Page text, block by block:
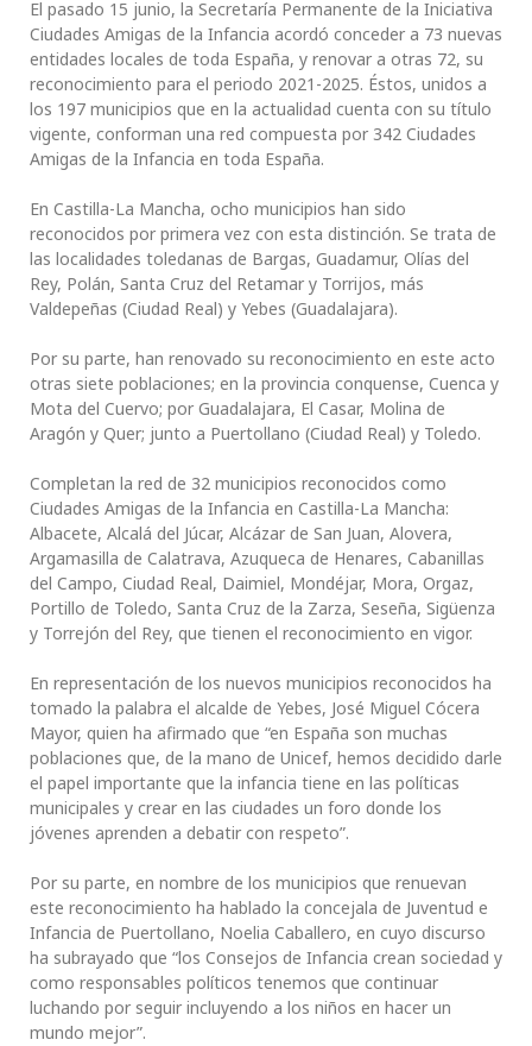
El pasado 15 junio, la Secretaría Permanente de la Iniciativa
Ciudades Amigas de la Infancia acordó conceder a 73 nuevas
entidades locales de toda España, y renovar a otras 72, su
reconocimiento para el periodo 2021-2025. Éstos, unidos a
los 197 municipios que en la actualidad cuenta con su título
vigente, conforman una red compuesta por 342 Ciudades
Amigas de la Infancia en toda España.
En Castilla-La Mancha, ocho municipios han sido
reconocidos por primera vez con esta distinción. Se trata de
las localidades toledanas de Bargas, Guadamur, Olías del
Rey, Polán, Santa Cruz del Retamar y Torrijos, más
Valdepeñas (Ciudad Real) y Yebes (Guadalajara).
Por su parte, han renovado su reconocimiento en este acto
otras siete poblaciones; en la provincia conquense, Cuenca y
Mota del Cuervo; por Guadalajara, El Casar, Molina de
Aragón y Quer; junto a Puertollano (Ciudad Real) y Toledo.
Completan la red de 32 municipios reconocidos como
Ciudades Amigas de la Infancia en Castilla-La Mancha:
Albacete, Alcalá del Júcar, Alcázar de San Juan, Alovera,
Argamasilla de Calatrava, Azuqueca de Henares, Cabanillas
del Campo, Ciudad Real, Daimiel, Mondéjar, Mora, Orgaz,
Portillo de Toledo, Santa Cruz de la Zarza, Seseña, Sigüenza
y Torrejón del Rey, que tienen el reconocimiento en vigor.
En representación de los nuevos municipios reconocidos ha
tomado la palabra el alcalde de Yebes, José Miguel Cócera
Mayor, quien ha afirmado que “en España son muchas
poblaciones que, de la mano de Unicef, hemos decidido darle
el papel importante que la infancia tiene en las políticas
municipales y crear en las ciudades un foro donde los
jóvenes aprenden a debatir con respeto”.
Por su parte, en nombre de los municipios que renuevan
este reconocimiento ha hablado la concejala de Juventud e
Infancia de Puertollano, Noelia Caballero, en cuyo discurso
ha subrayado que “los Consejos de Infancia crean sociedad y
como responsables políticos tenemos que continuar
luchando por seguir incluyendo a los niños en hacer un
mundo mejor”.